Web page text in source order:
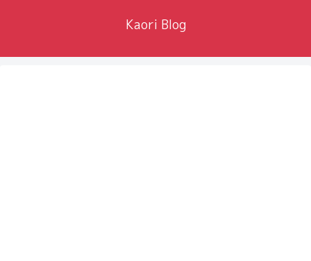
Kaori Blog